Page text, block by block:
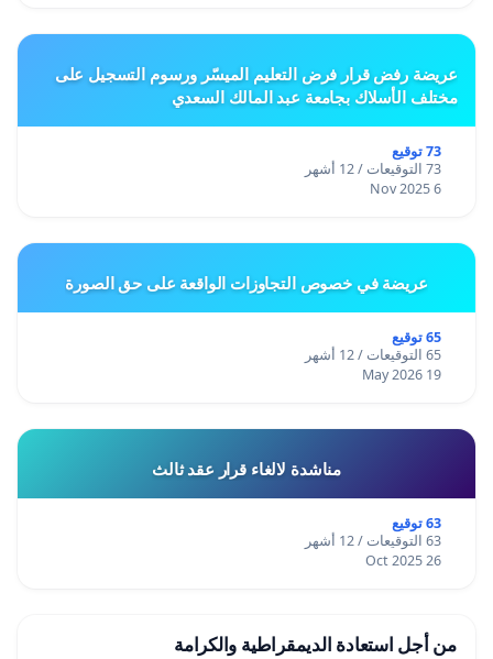
عريضة رفض قرار فرض التعليم الميسّر ورسوم التسجيل على
مختلف الأسلاك بجامعة عبد المالك السعدي
73 توقيع
73 التوقيعات / 12 أشهر
6 Nov 2025
عريضة في خصوص التجاوزات الواقعة على حق الصورة
65 توقيع
65 التوقيعات / 12 أشهر
19 May 2026
مناشدة لالغاء قرار عقد ثالث
63 توقيع
63 التوقيعات / 12 أشهر
26 Oct 2025
من أجل استعادة الديمقراطية والكرامة